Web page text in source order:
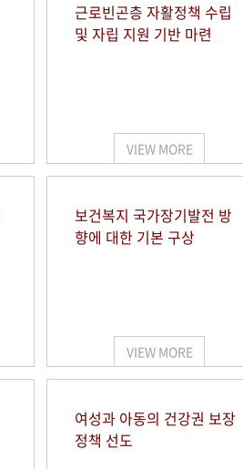
근로빈곤층 자활정책 수립
및 자립 지원 기반 마련
VIEW MORE
보건복지 국가장기발전 방
향에 대한 기본 구상
VIEW MORE
여성과 아동의 건강권 보장
정책 선도